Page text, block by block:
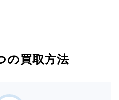
の買取方法